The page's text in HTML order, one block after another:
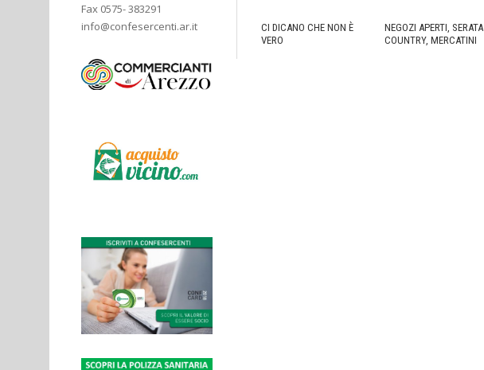
CI DICANO CHE NON È
VERO
NEGOZI APERTI, SERATA
COUNTRY, MERCATINI
Fax 0575- 383291
info@confesercenti.ar.it